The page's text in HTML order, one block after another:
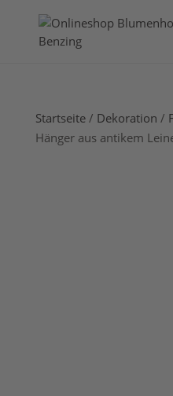
Startseite/ Dekoration /
Hänger aus antikem